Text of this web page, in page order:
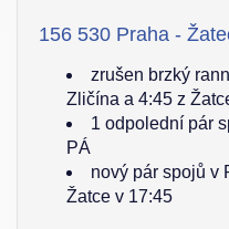
156 530 Praha -
zrušen brzký
Zličína a 4:45 z
1 odpolední pár
PÁ
nový pár spojů v
Žatce v 17:45